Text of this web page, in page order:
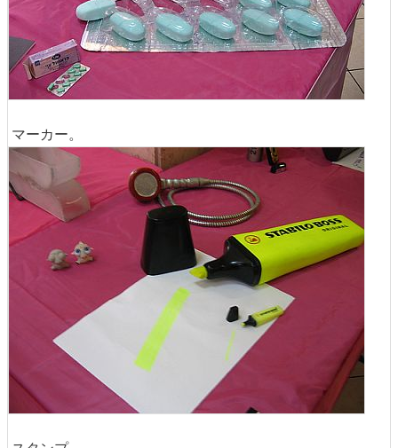
マーカー。